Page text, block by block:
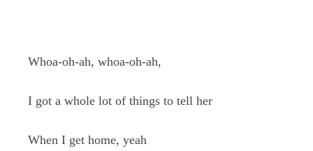
Whoa-oh-ah, whoa-oh-ah,
I got a whole lot of things to tell her
When I get home, yeah